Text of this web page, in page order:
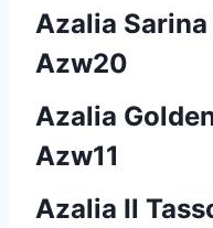
Azalia
Azw20
Azalia
Azw11
Azalia Il